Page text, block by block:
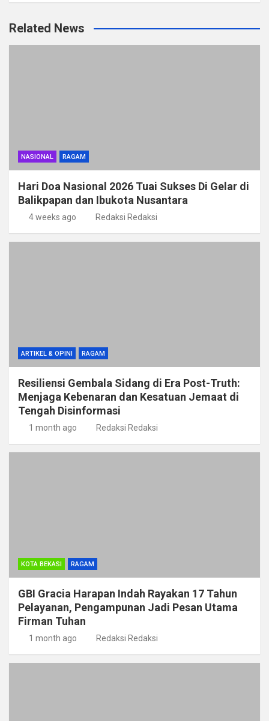
ce
b
er
Related News
NASIONAL RAGAM
Hari Doa Nasional 2026 Tuai Sukses Di Gelar di
Balikpapan dan Ibukota Nusantara
4 weeks ago Redaksi Redaksi
ARTIKEL & OPINI RAGAM
Resiliensi Gembala Sidang di Era Post-Truth:
Menjaga Kebenaran dan Kesatuan Jemaat di
Tengah Disinformasi
1 month ago Redaksi Redaksi
KOTA BEKASI RAGAM
GBI Gracia Harapan Indah Rayakan 17 Tahun
Pelayanan, Pengampunan Jadi Pesan Utama
Firman Tuhan
1 month ago Redaksi Redaksi